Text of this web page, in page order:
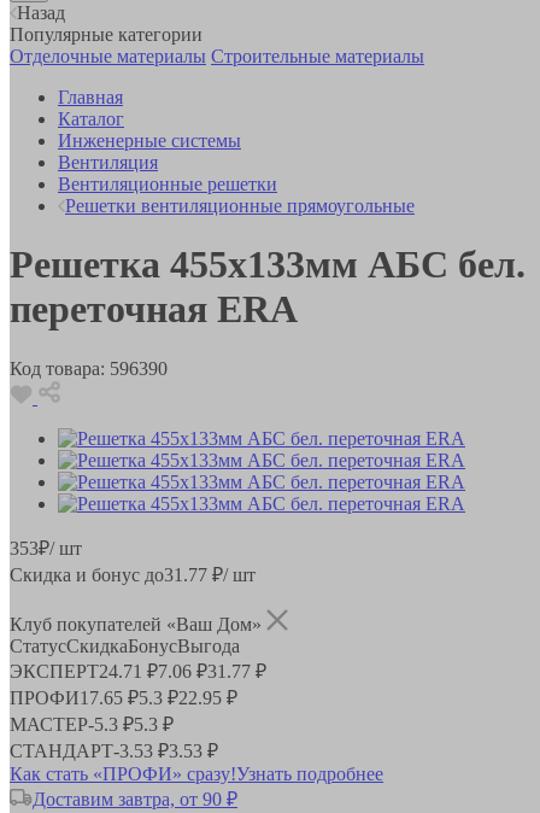
Назад
Популярные категории
Отделочные материалы Строительные материалы
Главная
Каталог
Инженерные системы
Вентиляция
Вентиляционные решетки
Решетки вентиляционные прямоугольные
Решетка 455х133мм АБС бел.
переточная ERA
Код товара: 596390
353₽/ шт
Скидка и бонус до31.77 ₽/ шт
Клуб покупателей «Ваш Дом»
СтатусСкидкаБонусВыгода
ЭКСПЕРТ24.71 ₽7.06 ₽31.77 ₽
ПРОФИ17.65 ₽5.3 ₽22.95 ₽
МАСТЕР-5.3 ₽5.3 ₽
СТАНДАРТ-3.53 ₽3.53 ₽
Как стать «ПРОФИ» сразу!Узнать подробнее
Доставим завтра, от 90 ₽